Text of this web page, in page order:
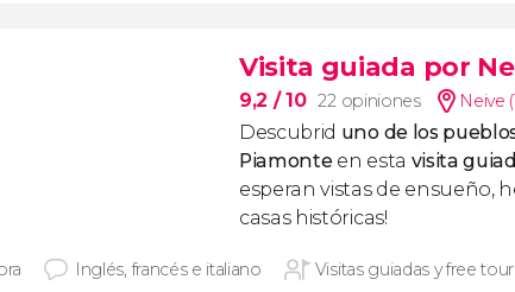
Visita guiada por
9,2 / 10 22 opiniones Neive
Descubrid uno de los
Piamonte en esta visita
esperan vistas de ensueño,
casas históricas!
Inglés, francés e italiano Visitas guiadas y free